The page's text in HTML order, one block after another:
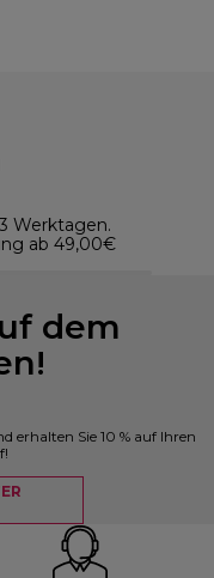
Werktagen.
ab 49,00€
dem
erhalten Sie 10 % auf Ihren